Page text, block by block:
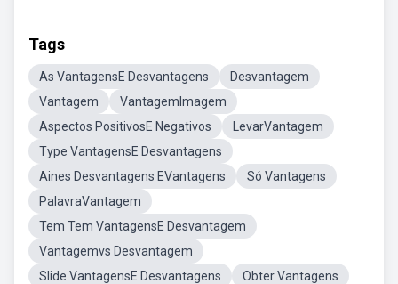
Tags
As VantagensE Desvantagens
Desvantagem
Vantagem
VantagemImagem
Aspectos PositivosE Negativos
LevarVantagem
Type VantagensE Desvantagens
Aines Desvantagens EVantagens
Só Vantagens
PalavraVantagem
Tem Tem VantagensE Desvantagem
Vantagemvs Desvantagem
Slide VantagensE Desvantagens
Obter Vantagens